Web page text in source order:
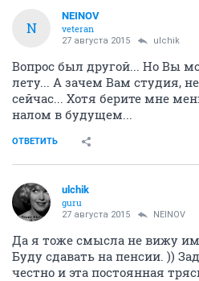
N
NEINOV
veteran
27 августа 2015 ulchik
Вопрос был другой... Но Вы
лету... А зачем Вам студия,
сейчас... Хотя берите мне
налом в будущем...
ОТВЕТИТЬ
ulchik
guru
27 августа 2015 NEINOV
Да я тоже смысла не вижу
Буду сдавать на пенсии. ))
честно и эта постоянная